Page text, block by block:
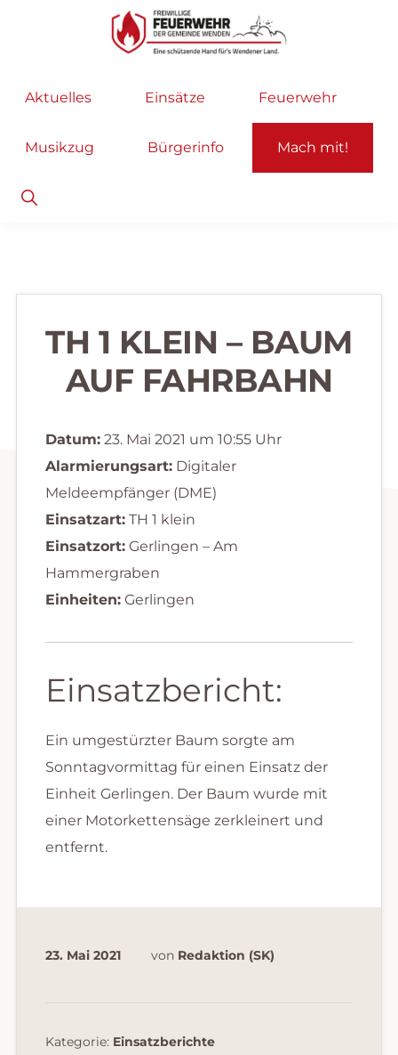
Hauptnavigation
Feuerwehr
helfen
selbstverständlich!
Aktuelles Einsätze Feuerwehr
Musikzug Bürgerinfo Mach mit!
Show
Search
TH 1 KLEIN – BAUM
AUF FAHRBAHN
Datum:23. Mai 2021 um 10:55 Uhr
Alarmierungsart:Digitaler
Meldeempfänger (DME)
Einsatzart:TH 1 klein
Einsatzort:Gerlingen – Am
Hammergraben
Einheiten:Gerlingen
Einsatzbericht:
Ein umgestürzter Baum sorgte am
Sonntagvormittag für einen Einsatz der
Einheit Gerlingen. Der Baum wurde mit
einer Motorkettensäge zerkleinert und
entfernt.
23. Mai 2021 von Redaktion (SK)
Kategorie: Einsatzberichte